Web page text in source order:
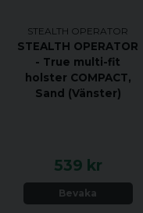
STEALTH OPERATOR
STEALTH OPERATOR
- True multi-fit
holster COMPACT,
Sand (Vänster)
539 kr
Bevaka